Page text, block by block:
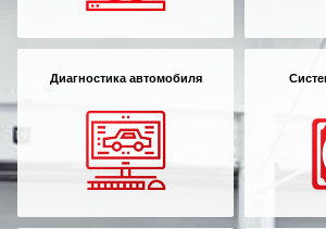
Диагностика автомобиля